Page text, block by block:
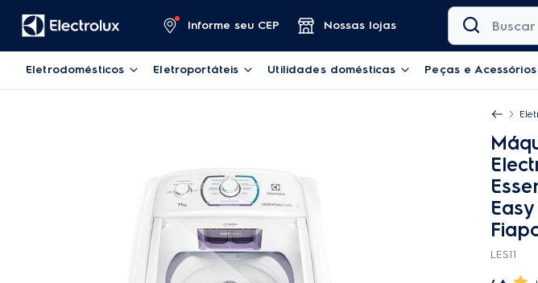
Informe seu CEP Nossas lojas
Buscar
Eletrodomésticos Eletroportáteis Utilidades domésticas Peças e Acessórios
LES11